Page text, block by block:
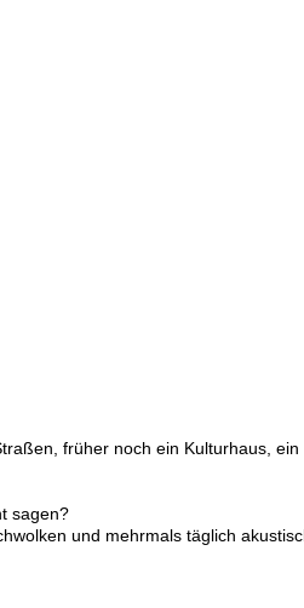
früher noch ein Kulturhaus, ein
sagen?
und mehrmals täglich